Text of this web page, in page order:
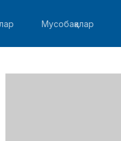
Мусобақалар